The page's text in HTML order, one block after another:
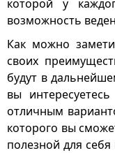
которой у
возможность
Как можно
своих
будут в
вы
отличным
которого вы
полезной для